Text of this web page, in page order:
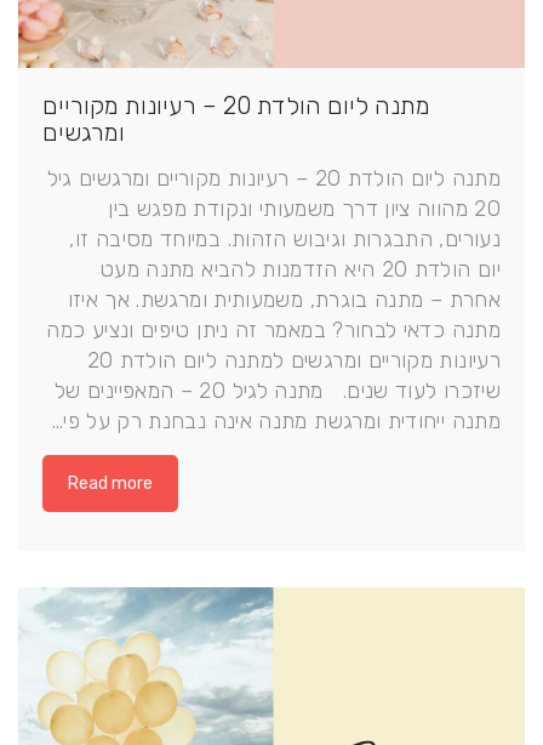
מתנה ליום הולדת 20 – רעיונות מקוריים
ומרגשים
מתנה ליום הולדת 20 – רעיונות מקוריים ומרגשים גיל
20 מהווה ציון דרך משמעותי ונקודת מפגש בין
נעורים, התבגרות וגיבוש הזהות. במיוחד מסיבה זו,
יום הולדת 20 היא הזדמנות להביא מתנה מעט
אחרת – מתנה בוגרת, משמעותית ומרגשת. אך איזו
מתנה כדאי לבחור? במאמר זה ניתן טיפים ונציע כמה
רעיונות מקוריים ומרגשים למתנה ליום הולדת 20
שיזכרו לעוד שנים. מתנה לגיל 20 – המאפיינים של
מתנה ייחודית ומרגשת מתנה אינה נבחנת רק על פי…
Read more